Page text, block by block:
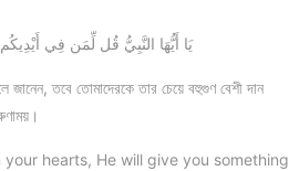
(70 يَا أَيُّهَا النَّبِيُّ قُل لِّمَن فِي
জানেন, তবে তোমাদেরকে তার চেয়ে বহুগুণ বেশী দান
hearts, He will give you something